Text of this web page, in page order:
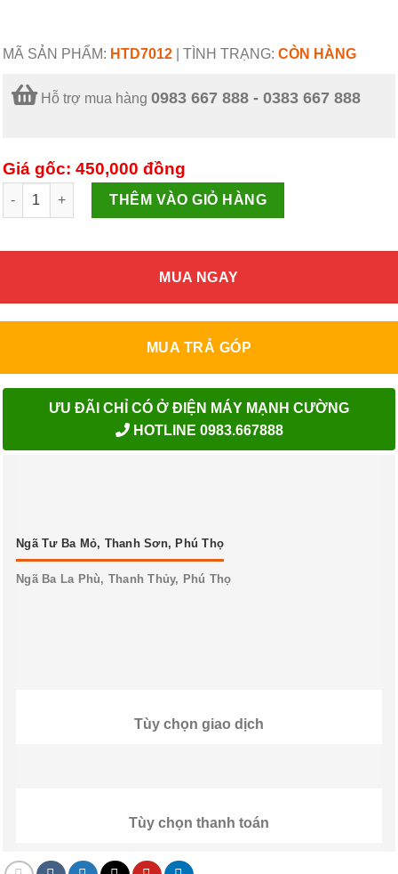
MÃ SẢN PHẨM: HTD7012 TÌNH TRẠNG: CÒN HÀNG
Hỗ trợ mua hàng 0983 667 888 - 0383 667 888
Giá gốc: 450,000 đồng
Quạt sưởi hồng ngoại Happy Time HTD7012 số lượng
THÊM VÀO GIỎ HÀNG
MUA NGAY
MUA TRẢ GÓP
ƯU ĐÃI CHỈ CÓ Ở ĐIỆN MÁY MẠNH CƯỜNG
HOTLINE 0983.667888
Ngã Tư Ba Mỏ, Thanh Sơn, Phú Thọ
Ngã Ba La Phù, Thanh Thủy, Phú Thọ
Tùy chọn giao dịch
Tùy chọn thanh toán